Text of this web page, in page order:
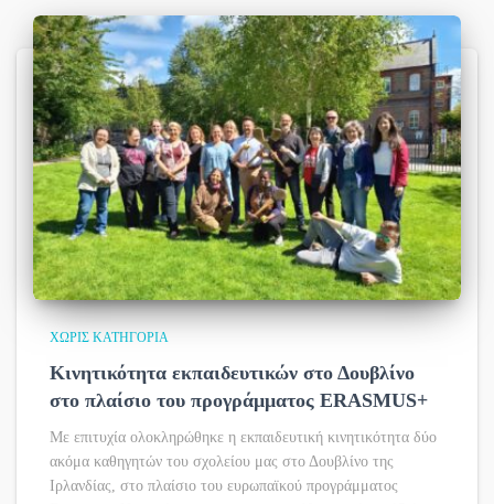
ΧΩΡΊΣ ΚΑΤΗΓΟΡΊΑ
Κινητικότητα εκπαιδευτικών στο Δουβλίνο
στο πλαίσιο του προγράμματος ERASMUS+
Με επιτυχία ολοκληρώθηκε η εκπαιδευτική κινητικότητα δύο
ακόμα καθηγητών του σχολείου μας στο Δουβλίνο της
Ιρλανδίας, στο πλαίσιο του ευρωπαϊκού προγράμματος